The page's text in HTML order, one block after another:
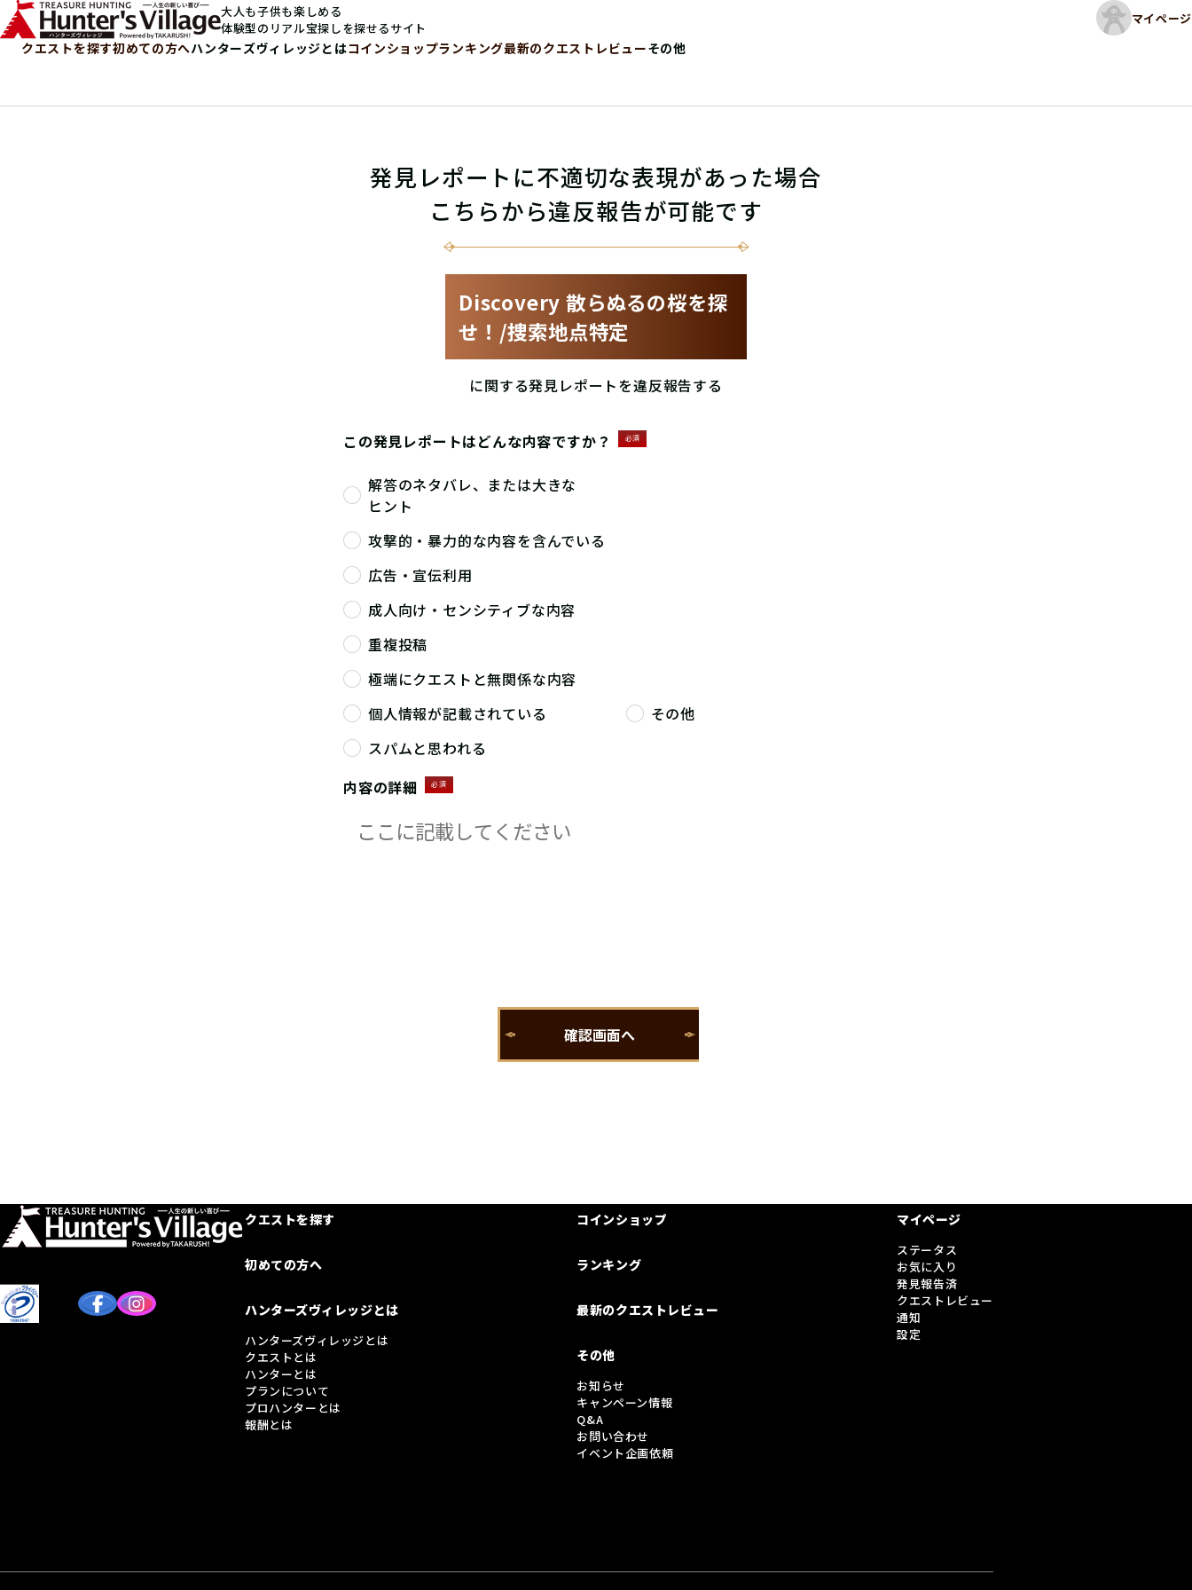
大人も子供も楽しめる
体験型のリアル宝探しを探せるサイト
マイページ
クエストを探す初めての方へハンターズヴィレッジとはコインショップランキング最新のクエストレビューその他
発見レポートに不適切な表現があった場合
こちらから違反報告が可能です
Discovery 散らぬるの桜を探
せ！/捜索地点特定
に関する発見レポートを違反報告する
この発見レポートはどんな内容ですか？ 必須
解答のネタバレ、または大きな
ヒント
攻撃的・暴力的な内容を含んでいる
広告・宣伝利用
成人向け・センシティブな内容
重複投稿
極端にクエストと無関係な内容
個人情報が記載されている
その他
スパムと思われる
内容の詳細
必須
クエストを探す
初めての方へ
ハンターズヴィレッジとは
ハンターズヴィレッジとは
クエストとは
ハンターとは
プランについて
プロハンターとは
報酬とは
コインショップ
ランキング
最新のクエストレビュー
その他
お知らせ
キャンペーン情報
Q&A
お問い合わせ
イベント企画依頼
マイページ
ステータス
お気に入り
発見報告済
クエストレビュー
通知
設定